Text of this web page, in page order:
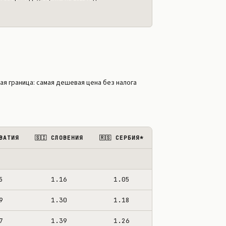
1.26 1.71 1.52 1.52 1.50
граница: самая дешевая цена без налога
🇸🇮 СЛОВЕНИЯ 🇷🇸 СЕРБИЯ*
1.16 1.05
1.30 1.18
1.39 1.26